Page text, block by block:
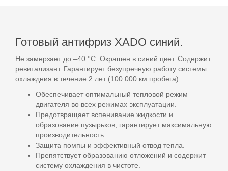
Готовый антифриз XADO синий.
Не замерзает до –40 °С. Окрашен в синий цвет. Содержит
ревитализант. Гарантирует безупречную работу системы
охлаждния в течение 2 лет (100 000 км пробега).
Обеспечивает оптимальный тепловой режим
двигателя во всех режимах эксплуатации.
Предотвращает вспенивание жидкости и
образование пузырьков, гарантирует максимальную
производительность.
Защита помпы и эффективный отвод тепла.
Препятствует образованию отложений и содержит
систему охлаждения в чистоте.